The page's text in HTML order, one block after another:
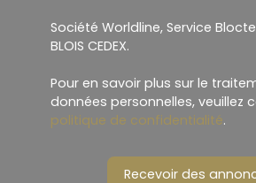
Société Worldline, Service Bloctel,
BLOIS CEDEX.
Pour en savoir plus sur le
données personnelles, veuillez
politique de confidentialité.
Recevoir des